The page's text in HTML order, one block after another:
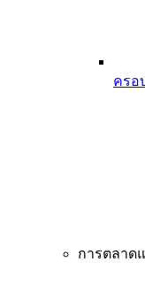
ครอ
การตลาด